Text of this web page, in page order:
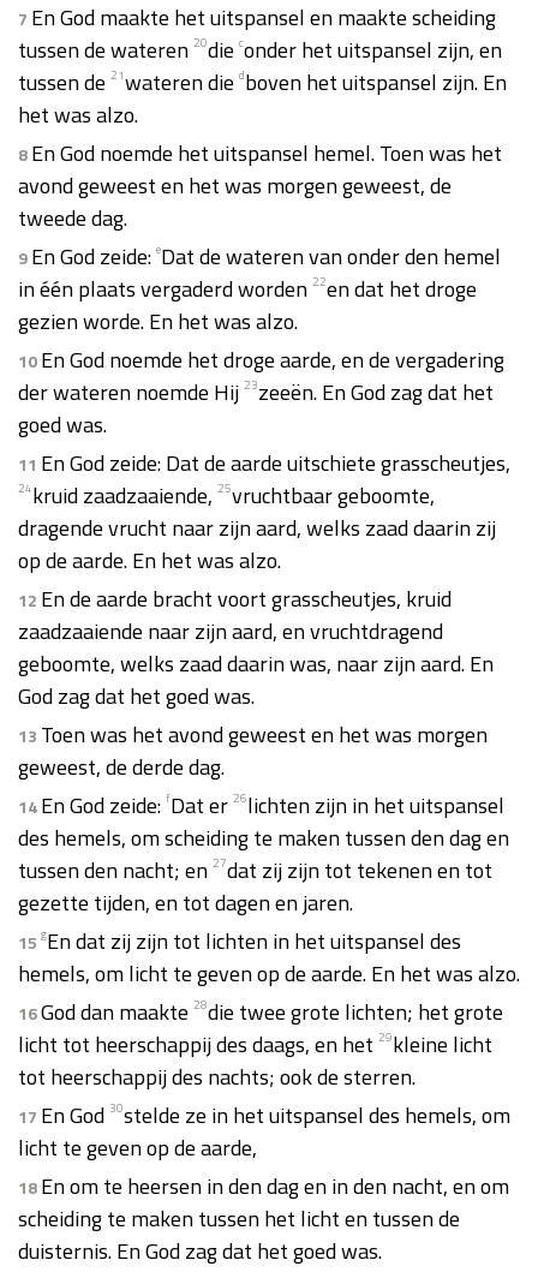
7 En God maakte het uitspansel en maakte scheiding
tussen de wateren 20die conder het uitspansel zijn, en
tussen de 21wateren die dboven het uitspansel zijn. En
het was alzo.
8En God noemde het uitspansel hemel. Toen was het
avond geweest en het was morgen geweest, de
tweede dag.
9En God zeide: eDat de wateren van onder den hemel
in één plaats vergaderd worden 22en dat het droge
gezien worde. En het was alzo.
10En God noemde het droge aarde, en de vergadering
der wateren noemde Hij 23zeeën. En God zag dat het
goed was.
11 En God zeide: Dat de aarde uitschiete grasscheutjes,
24kruid zaadzaaiende, 25vruchtbaar geboomte,
dragende vrucht naar zijn aard, welks zaad daarin zij
op de aarde. En het was alzo.
12 En de aarde bracht voort grasscheutjes, kruid
zaadzaaiende naar zijn aard, en vruchtdragend
geboomte, welks zaad daarin was, naar zijn aard. En
God zag dat het goed was.
13 Toen was het avond geweest en het was morgen
geweest, de derde dag.
14En God zeide: fDat er 26lichten zijn in het uitspansel
des hemels, om scheiding te maken tussen den dag en
tussen den nacht; en 27dat zij zijn tot tekenen en tot
gezette tijden, en tot dagen en jaren.
15 gEn dat zij zijn tot lichten in het uitspansel des
hemels, om licht te geven op de aarde. En het was alzo.
16God dan maakte 28die twee grote lichten; het grote
licht tot heerschappij des daags, en het 29kleine licht
tot heerschappij des nachts; ook de sterren.
17 En God 30stelde ze in het uitspansel des hemels, om
licht te geven op de aarde,
18En om te heersen in den dag en in den nacht, en om
scheiding te maken tussen het licht en tussen de
duisternis. En God zag dat het goed was.